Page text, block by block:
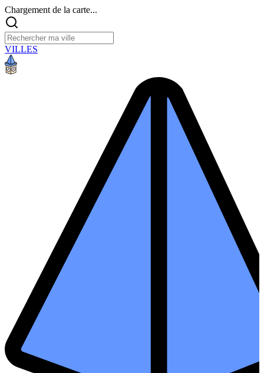
Chargement de la carte...
VILLES